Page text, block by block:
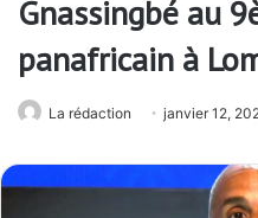
Gnassingbé au
panafricain à
La rédaction janvier 12,